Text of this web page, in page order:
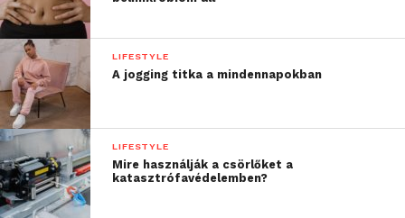
használat is járhat.
Te megnézted már az idei bankszámla-
díjkimutatásodat?
További friss híreket talál aTechnokratafőoldalán!
Csatlakozzon hozzánk a
LIFESTYLE
A jogging titka a mindennapokban
LIFESTYLE
Mire használják a csörlőket a
katasztrófavédelemben?